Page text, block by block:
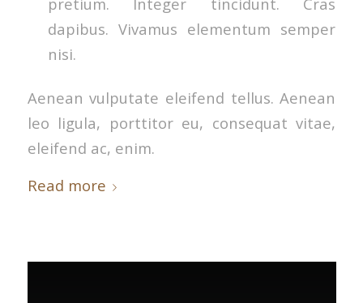
dapibus. Vivamus elementum semper
nisi.
Aenean vulputate eleifend tellus. Aenean
leo ligula, porttitor eu, consequat vitae,
eleifend ac, enim.
Read more